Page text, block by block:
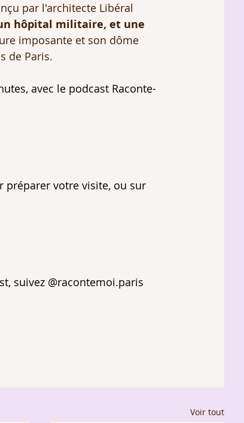
par l'architecte Libéral
hôpital militaire, et une
imposante et son dôme
de Paris.
avec le podcast Raconte-
préparer votre visite, ou sur
suivez @racontemoi.paris
Voir tout